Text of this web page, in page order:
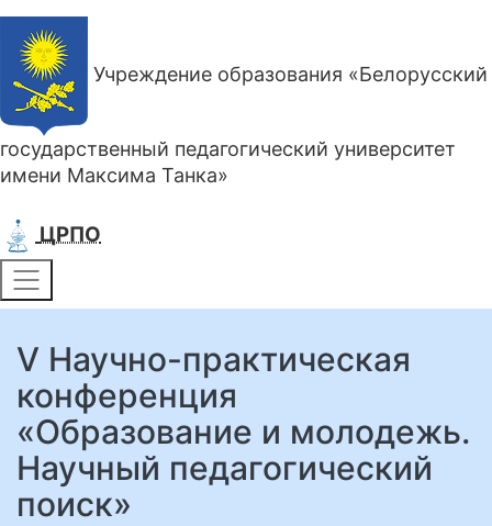
Учреждение образования «Белорусский
государственный педагогический университет
имени Максима Танка»
ЦРПО
V Научно-практическая
конференция
«Образование и молодежь.
Научный педагогический
поиск»